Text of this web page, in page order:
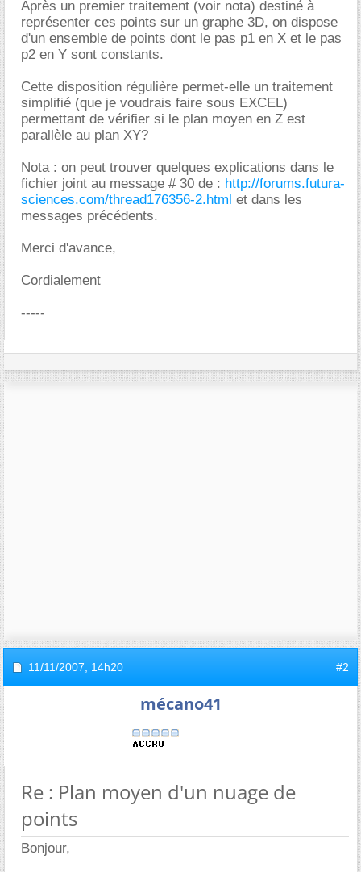
Après un premier traitement (voir nota) destiné à
représenter ces points sur un graphe 3D, on dispose
d'un ensemble de points dont le pas p1 en X et le pas
p2 en Y sont constants.
Cette disposition régulière permet-elle un traitement
simplifié (que je voudrais faire sous EXCEL)
permettant de vérifier si le plan moyen en Z est
parallèle au plan XY?
Nota : on peut trouver quelques explications dans le
fichier joint au message # 30 de : http://forums.futura-
sciences.com/thread176356-2.html et dans les
messages précédents.
Merci d'avance,
Cordialement
-----
11/11/2007, 14h20 #2
mécano41
Re : Plan moyen d'un nuage de
points
Bonjour,